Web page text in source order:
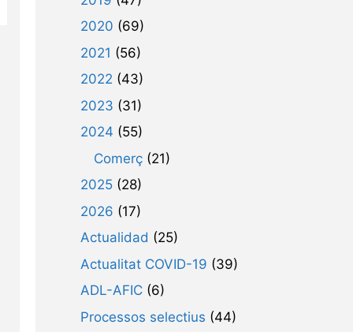
2020 (69)
2021 (56)
2022 (43)
2023 (31)
2024 (55)
Comerç(21)
2025(28)
2026 (17)
Actualidad (25)
Actualitat COVID-19 (39)
ADL-AFIC(6)
Processos selectius (44)